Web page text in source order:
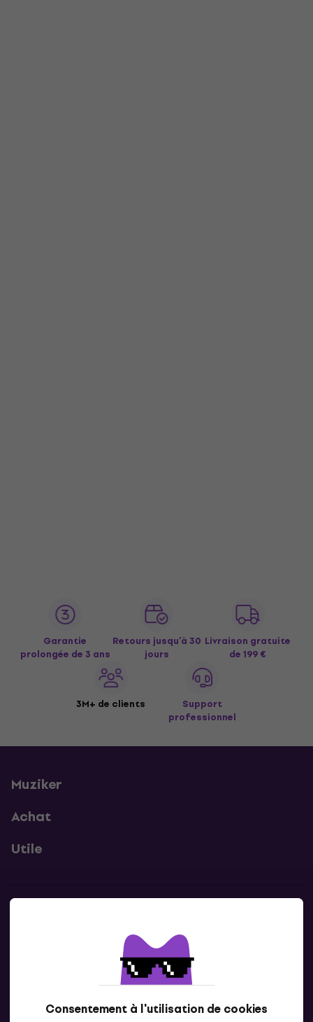
Consentement à l'utilisation de cookies
Garantie
prolongée de 3 ans
Retours jusqu’à 30
jours
Livraison gratuite
de 199 €
3M+ de clients
Support
professionnel
Muziker
Achat
Utile
Contacte nous